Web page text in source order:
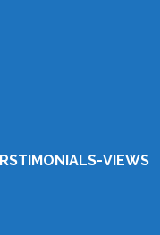
VIEWS